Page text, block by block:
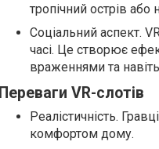
тропічний острів або
Соціальний аспект.
часі. Це створює
враженнями та
Переваги VR-слотів
Реалістичність.
комфортом дому.